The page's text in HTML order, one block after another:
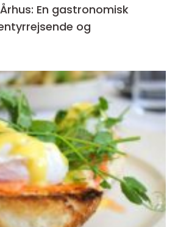
En gastronomisk
og